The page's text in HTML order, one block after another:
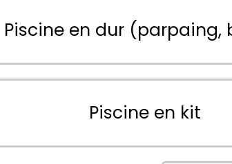
Piscine en dur (parpaing,
Piscine en kit